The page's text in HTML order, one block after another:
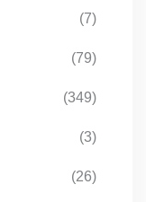
(7)
(79)
(349)
(3)
(26)